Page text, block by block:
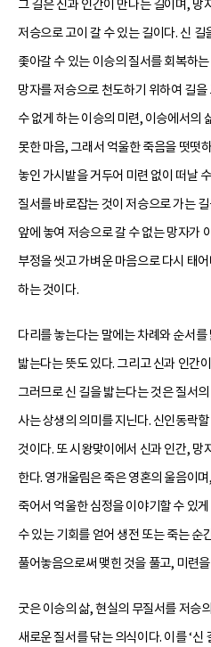
그 길은 신과 인간이 만나는 길이며, 망
저승으로 고이 갈 수 있는 길이다. 신
좇아갈 수 있는 이승의 질서를 회복하
망자를 저승으로 천도하기 위하여 길
수 없게 하는 이승의 미련, 이승에서의
못한 마음, 그래서 억울한 죽음을 떳떳
놓인 가시밭을 거두어 미련 없이 떠날
질서를 바로잡는 것이 저승으로 가는
앞에 놓여 저승으로 갈 수 없는 망자가
부정을 씻고 가벼운 마음으로 다시 태
하는 것이다.
다리를 놓는다는 말에는 차례와 순서
밟는다는 뜻도 있다. 그리고 신과 인간
그러므로 신 길을 밟는다는 것은 질서
사는 상생의 의미를 지닌다. 신인동락
것이다. 또 시왕맞이에서 신과 인간, 망
한다. 영개울림은 죽은 영혼의 울음이
죽어서 억울한 심정을 이야기할 수 있
수 있는 기회를 얻어 생전 또는 죽는 순
풀어놓음으로써 맺힌 것을 풀고, 미련
굿은 이승의 삶, 현실의 무질서를 저승
새로운 질서를 닦는 의식이다. 이를 ‘신